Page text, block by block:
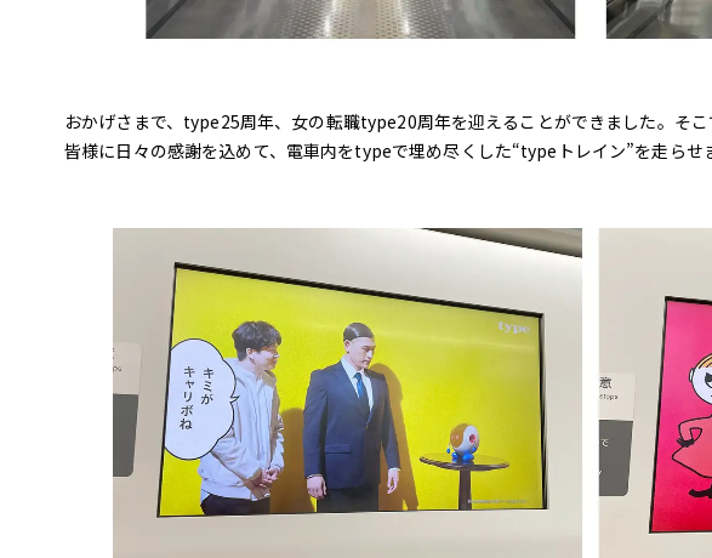
おかげさまで、type25周年、女の転職type20周年を迎えることができました。そ
皆様に日々の感謝を込めて、電車内をtypeで埋め尽くした“typeトレイン”を走らせ